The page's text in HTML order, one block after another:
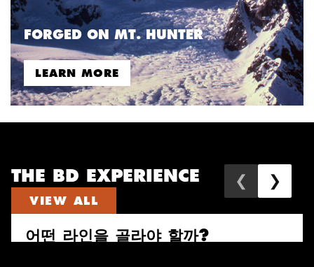
FORGED ON MT. HUNTER
LEARN MORE
THE BD EXPERIENCE
VIEW ALL
❮ ❯
어떤 라인을 골라야 할까?